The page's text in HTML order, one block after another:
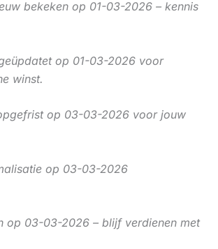
bekeken op 01-03-2026 – kennis
op 01-03-2026 voor
winst.
op 03-03-2026 voor jouw
op 03-03-2026
op 03-03-2026 – blijf verdienen met